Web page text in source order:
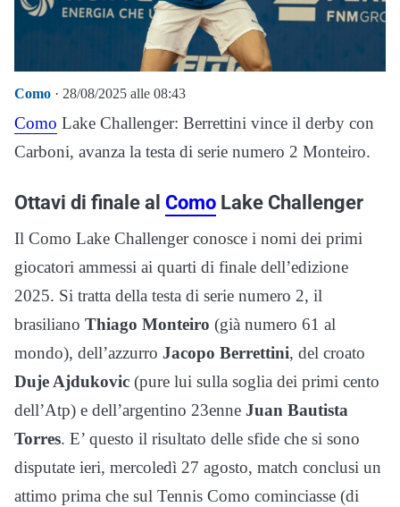
Como · 28/08/2025 alle 08:43
Como Lake Challenger: Berrettini vince il derby con
Carboni, avanza la testa di serie numero 2 Monteiro.
Ottavi di finale al Como Lake Challenger
Il Como Lake Challenger conosce i nomi dei primi
giocatori ammessi ai quarti di finale dell’edizione
2025. Si tratta della testa di serie numero 2, il
brasiliano Thiago Monteiro (già numero 61 al
mondo), dell’azzurro Jacopo Berrettini, del croato
Duje Ajdukovic (pure lui sulla soglia dei primi cento
dell’Atp) e dell’argentino 23enne Juan Bautista
Torres. E’ questo il risultato delle sfide che si sono
disputate ieri, mercoledì 27 agosto, match conclusi un
attimo prima che sul Tennis Como cominciasse (di